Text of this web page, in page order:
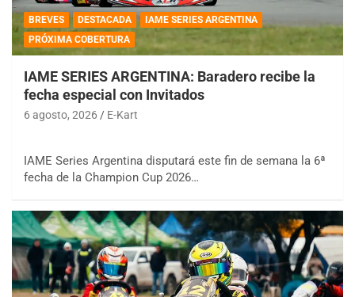
BREVES DESTACADA
IAME SERIES ARGENTINA
PRÓXIMA COBERTURA
IAME SERIES ARGENTINA: Baradero recibe la
fecha especial con Invitados
6 agosto, 2026 E-Kart
IAME Series Argentina disputará este fin de semana la 6ª
fecha de la Champion Cup 2026…